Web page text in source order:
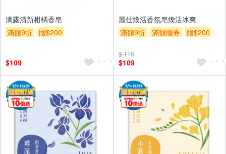
滴露清新柑橘香皂
滿額9折
贈$200
$109
麗仕煥活香氛皂煥活冰爽
滿額9折
滿額贈券 贈$200
$ 118
$109